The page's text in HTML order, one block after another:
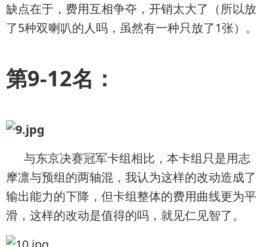
缺点在于，费用互相争夺，开销太大了（所以放
了5种双喇叭的人吗，虽然有一种只放了1张）。
第9-12名：
与东京决赛冠军卡组相比，本卡组只是用志
摩凛与预组的两轴混，我认为这样的改动造成了
输出能力的下降，但卡组整体的费用曲线更为平
滑，这样的改动是值得的吗，就见仁见智了。